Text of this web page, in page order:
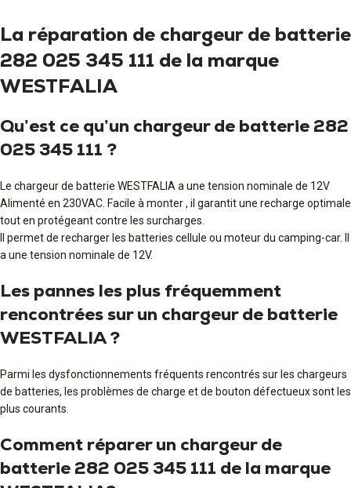
La réparation de chargeur de batterie
282 025 345 111 de la marque
WESTFALIA
Qu’est ce qu’un chargeur de batterie 282
025 345 111 ?
Le chargeur de batterie WESTFALIA a une tension nominale de 12V
Alimenté en 230VAC. Facile à monter , il garantit une recharge optimale
tout en protégeant contre les surcharges.
Il permet de recharger les batteries cellule ou moteur du camping-car. Il
a une tension nominale de 12V.
Les pannes les plus fréquemment
rencontrées sur un chargeur de batterie
WESTFALIA ?
Parmi les dysfonctionnements fréquents rencontrés sur les chargeurs
de batteries, les problèmes de charge et de bouton défectueux sont les
plus courants.
Comment réparer un chargeur de
batterie 282 025 345 111 de la marque